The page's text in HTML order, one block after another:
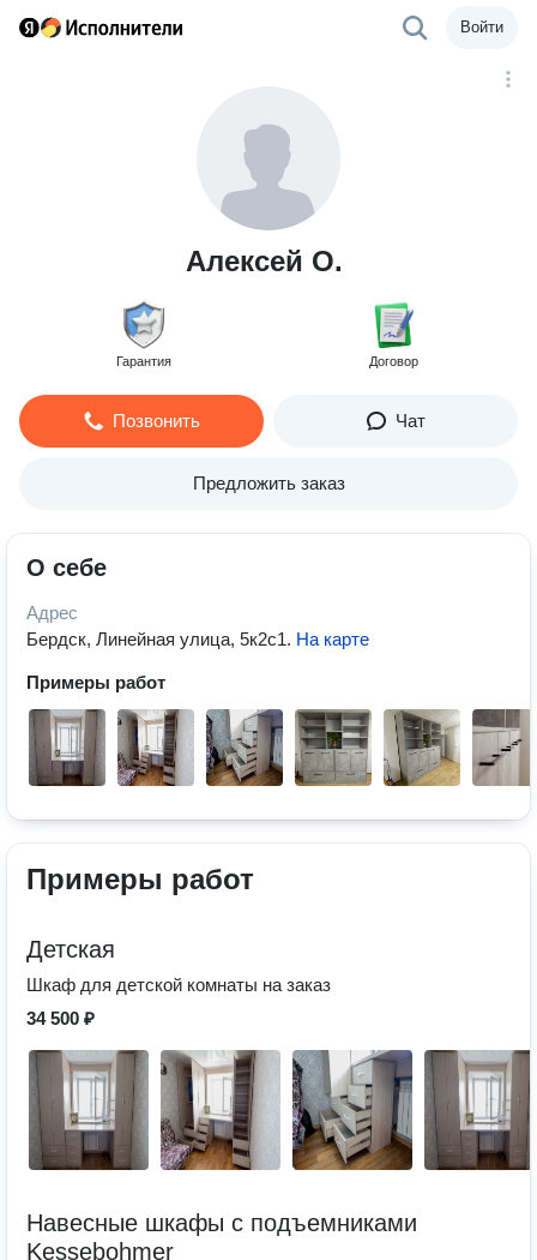
Войти
Алексей О.
Гарантия Договор
Позвонить Чат
Предложить заказ
О себе
Адрес
Бердск, Линейная улица, 5к2с1. На карте
Примеры работ
Примеры работ
Детская
Шкаф для детской комнаты на заказ
34 500 ₽
Навесные шкафы с подъемниками
Kessebohmer